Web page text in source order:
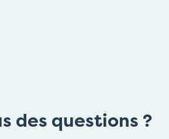
des questions ?